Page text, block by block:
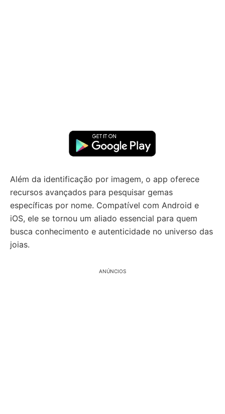
Além da identificação por imagem, o app oferece
recursos avançados para pesquisar gemas
específicas por nome. Compatível com Android e
iOS, ele se tornou um aliado essencial para quem
busca conhecimento e autenticidade no universo das
joias.
ANÚNCIOS